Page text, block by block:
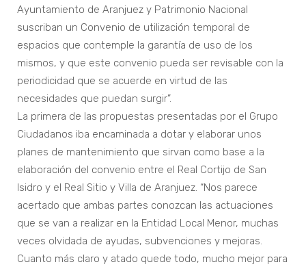
Ayuntamiento de Aranjuez y Patrimonio Nacional
suscriban un Convenio de utilización temporal de
espacios que contemple la garantía de uso de los
mismos, y que este convenio pueda ser revisable con la
periodicidad que se acuerde en virtud de las
necesidades que puedan surgir”.
La primera de las propuestas presentadas por el Grupo
Ciudadanos iba encaminada a dotar y elaborar unos
planes de mantenimiento que sirvan como base a la
elaboración del convenio entre el Real Cortijo de San
Isidro y el Real Sitio y Villa de Aranjuez. “Nos parece
acertado que ambas partes conozcan las actuaciones
que se van a realizar en la Entidad Local Menor, muchas
veces olvidada de ayudas, subvenciones y mejoras.
Cuanto más claro y atado quede todo, mucho mejor para